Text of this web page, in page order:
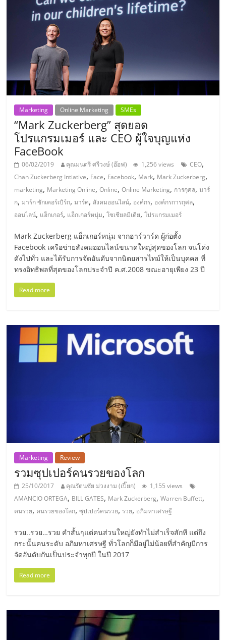
ไชส์
แฟ
รน
ไชส์
ขาย
หน้า
บ้าน
ลงทุน
น้อย
คืน
ทุน
ไว,
ที่
ลงทุน
และ
ขยาย
สา
ขา
แฟ
รน
Marketing Online Marketing SMEs
“Mark Zuckerberg” สุดยอด
โปรแกรมเมอร์ และ CEO ผู้ใจบุญแห่ง
FaceBook
06/02/2019 คุณมนตรี ศรีวงษ์ (อ๊อฟ) 1,256 views CEO,
Chan Zuckerberg Intiative, Face, Facebook, Mark, Mark Zuckerberg,
marketing, Marketing Online,Online,Online Marketing, การกุศล,มาร์
ก,มาร์ก ซักเคอร์เบิร์ก,มาร์ค, สังคมออนไลน์, องค์กร, องค์กรการกุศล,
ออนไลน์, แฮ็กเกอร์, แฮ็กเกอร์หนุ่ม,โซเชียลมีเดีย,โปรแกรมเมอร์
Mark Zuckerberg แฮ็กเกอร์หนุ่ม จากฮาร์วาร์ด ผู้ก่อตั้ง
Facebook เครือข่ายสังคมออนไลน์ขนาดใหญ่สุดของโลก จนโด่ง
ดังไปทั่ว และได้รับการจัดอันดับจากนิตยสารไทม์ให้เป็นบุคคล ที่
ทรงอิทธิพลที่สุดของโลกประจำปี ค.ศ.2008 ขณะอายุเพียง 23 ปี
Read more
Marketing Review
รวมซุปเปอร์คนรวยของโลก
25/10/2017 คุณรัตนชัย ม่วงงาม (เปี๊ยก)
1,155 views
AMANCIO ORTEGA, BILL GATES, Mark Zuckerberg,Warren Buffett,
คนรวย, คนรวยของโลก,ซุปเปอร์คนรวย, รวย, อภิมหาเศรษฐี
รวย..รวย…รวย คำสั้นๆแต่คนส่วนใหญ่ยังทำไม่สำเร็จสักที แต่ถึง
กระนั้นคนระดับ อภิมหาเศรษฐี ทั่วโลกก็มีอยู่ไม่น้อยที่สำคัญมีการ
จัดอันดับกันเป็นประจำทุกปี ในปี 2017
Read more